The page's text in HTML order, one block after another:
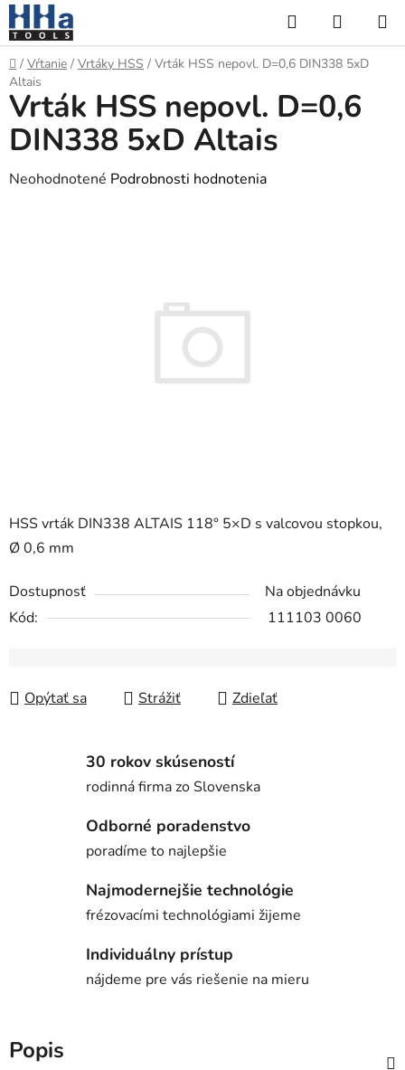
Prejsť
na
obsah
Hľadať
KOŠÍK
Domov
/ Vŕtanie / Vrtáky HSS / Vrták HSS nepovl. D=0,6 DIN338 5xD
Altais
HSS vrták DIN338 ALTAIS 118° 5×D s valcovou stopkou,
Ø 0,6 mm
Dostupnosť
Na objednávku
Kód:
111103 0060
Opýtať sa Strážiť Zdieľať
Vrták HSS nepovl. D=0,6
DIN338 5xD Altais
Priemerné
Neohodnotené Podrobnosti hodnotenia
30 rokov skúseností
rodinná firma zo Slovenska
Odborné poradenstvo
poradíme to najlepšie
Najmodernejšie technológie
frézovacími technológiami žijeme
Individuálny prístup
nájdeme pre vás riešenie na mieru
Popis